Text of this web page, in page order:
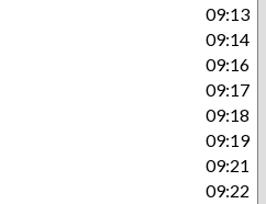
09:13
09:14
09:16
09:17
09:18
09:19
09:21
09:22